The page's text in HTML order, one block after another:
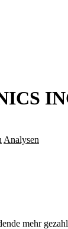
Analysen
mehr